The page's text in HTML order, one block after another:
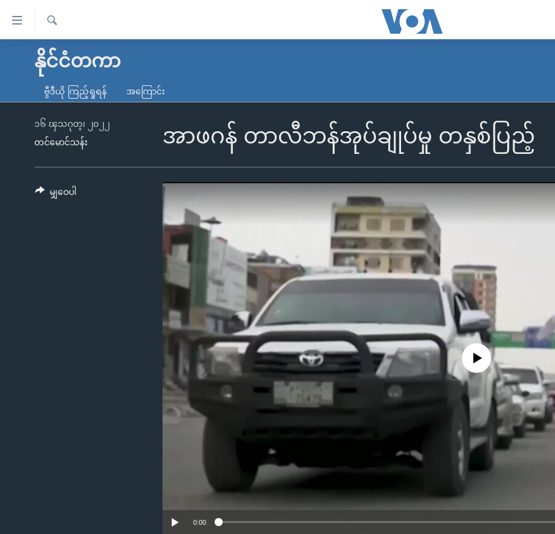
လွယ်ကူ
သည့်
မူလစာမျက်နှာ
ကမ္ဘာ့သတင်းများ
နိုင်ငံတကာ
အမေရိကန်
တရုတ်
အစ္စရေး-ပါလက်စတိုင်း
သတင်းလွတ်လပ်ခွင့်
ရပ်ဝန်းတခု လမ်းတခု အလွန်
အင်္ဂလိပ်စာလေ့လာမယ်
ရှာဖွေ
ရ
လာ
နိုင်ငံတကာ
ဗွီဒီယို ကြည့်ရှုရန် အကြောင်း
အာဖဂန် တာလီဘန်အုပ်ချုပ်မှု တနှစ်ပြည့်
၁၆ ၾသဂုတ္၊ ၂၀၂၂
တင်မောင်သန်း
No media source currently available
0:00
မျှဝေပါ